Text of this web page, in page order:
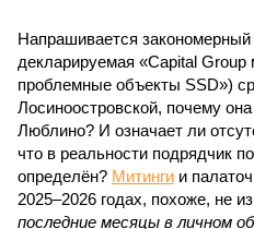
Напрашивается закономерный
декларируемая «Capital Group
проблемные объекты SSD»)
Лосиноостровской, почему
Люблино? И означает ли
что в реальности подрядчик
определён? Митинги и
2025–2026 годах, похоже, не
последние месяцы в личном